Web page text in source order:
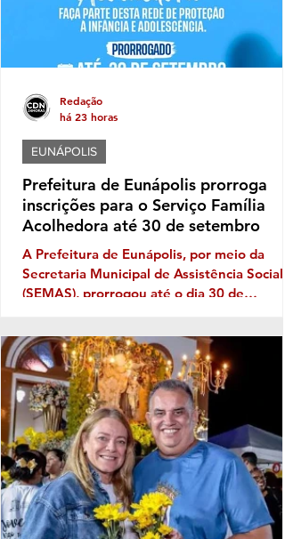
Prefeitura de Eunápolis prorroga
inscrições para o Serviço Família
Acolhedora até 30 de setembro
A Prefeitura de Eunápolis, por meio da
Secretaria Municipal de Assistência Social
(SEMAS), prorrogou até o dia 30 de
Família Acolhedora, iniciativa que busca
fortalecer a rede de proteção à infância e à
adolescência no município. O programa é
destinado a famílias e pessoas interessadas
em acolher temporariamente crianças e
adolescentes que, por determinação
precisaram ser afastados do convívio
de origem. Durante esse pe
EUNÁPOLIS
Redação
há 23 horas